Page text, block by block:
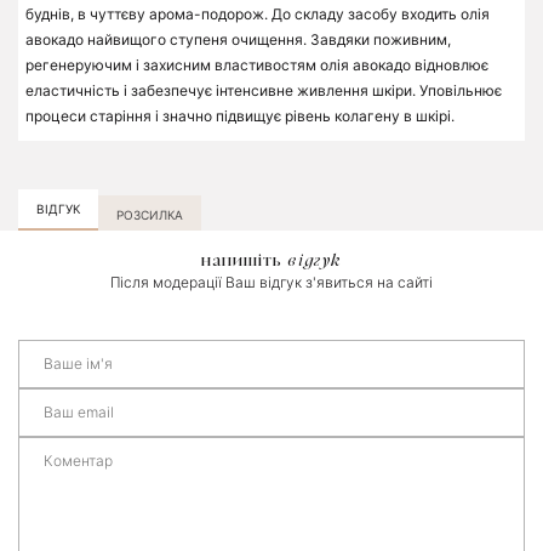
буднів, в чуттєву арома-подорож. До складу засобу входить олія
авокадо найвищого ступеня очищення. Завдяки поживним,
регенеруючим і захисним властивостям олія авокадо відновлює
еластичність і забезпечує інтенсивне живлення шкіри. Уповільнює
процеси старіння і значно підвищує рівень колагену в шкірі.
ВІДГУК РОЗСИЛКА
напишіть відгук
Після модерації Ваш відгук з'явиться на сайті